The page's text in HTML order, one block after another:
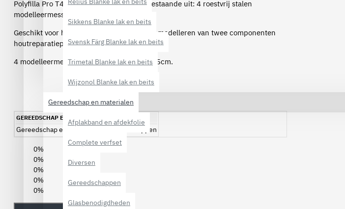
Sikkens Blanke lak en beits
Svensk Färg Blanke lak en beits
Trimetal Blanke lak en beits
Wijzonol Blanke lak en beits
Gereedschap en materialen
Afplakband en afdekfolie
Complete verfset
Diversen
Gereedschappen
Glasbenodigdheden
Polyfilla Pro T400 Modelleermessen set bestaande uit: 4 roestvrij stalen
modelleermessen.
Geschikt voor het mengen, aanbranden en modelleren van twee componenten
houtreparatieproducten.
4 modelleermessen: 3cm, 5cm, 10cm en 15cm.
GEREEDSCHAP EN MATERIALEN
Gereedschap en materialen Gereedschappen
0%
0%
0%
0%
0%